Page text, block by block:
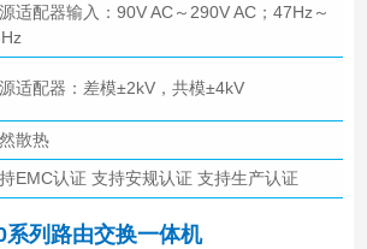
适配器输入：90V AC～290V AC；47Hz～
适配器：差模±2kV，共模±4kV
散热
EMC认证 支持安规认证 支持生产认证
系列路由交换一体机